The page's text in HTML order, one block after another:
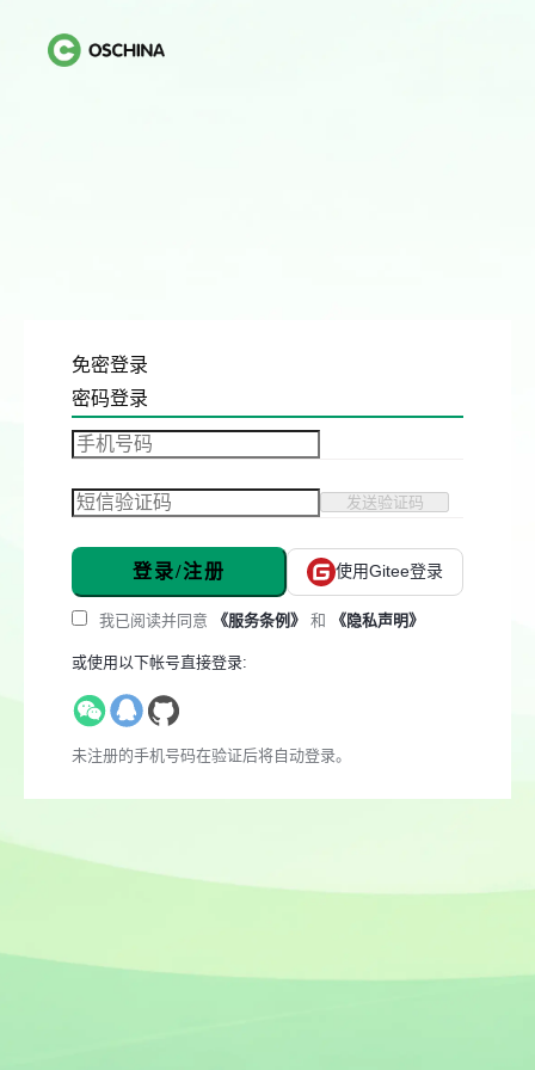
免密登录
密码登录
发送验证码
登录/注册 使用Gitee登录
我已阅读并同意 《服务条例》 和 《隐私声明》
或使用以下帐号直接登录:
未注册的手机号码在验证后将自动登录。